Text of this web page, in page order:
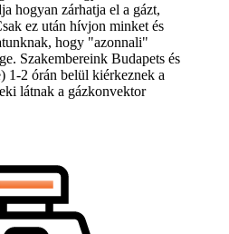
hogyan zárhatja el a gázt,
ez után hívjon minket és
hogy "azonnali"
Szakembereink Budapets és
1-2 órán belül kiérkeznek a
látnak a gázkonvektor